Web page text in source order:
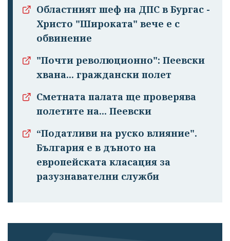
Областният шеф на ДПС в Бургас -
Христо "Широката" вече е с
обвинение
"Почти революционно": Пеевски
хвана... граждански полет
Сметната палата ще проверява
полетите на... Пеевски
“Податливи на руско влияние".
България е в дъното на
европейската класация за
разузнавателни служби